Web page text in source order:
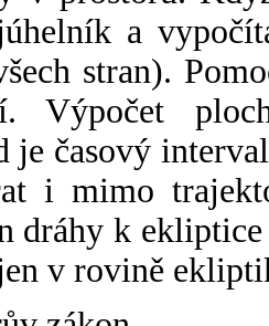
a
stran).
Výpočet
je časový
i mimo
dráhy k
v rovině